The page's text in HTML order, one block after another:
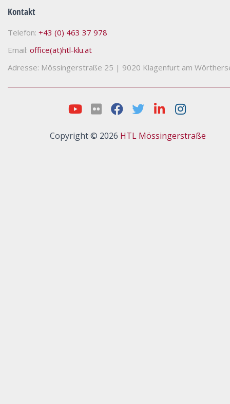
Kontakt
Telefon: +43 (0) 463 37 978
Email: office(at)htl-klu.at
Adresse: Mössingerstraße 25 | 9020 Klagenfurt am
Copyright © 2026 HTL Mössingerstraße